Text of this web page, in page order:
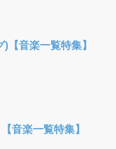
【音楽一覧特集】
音楽一覧特集】